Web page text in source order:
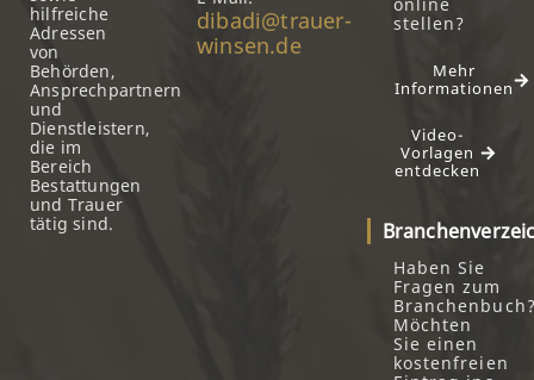
hilfreiche
Adressen
von
Behörden,
Ansprechpartnern
und
Dienstleistern,
die im
Bereich
Bestattungen
und Trauer
tätig sind.
dibadi@trauer-
winsen.de
stellen?
Mehr
Informationen
Video-
Vorlagen
entdecken
Haben Sie
Fragen zum
Möchten
Sie einen
kostenfreien